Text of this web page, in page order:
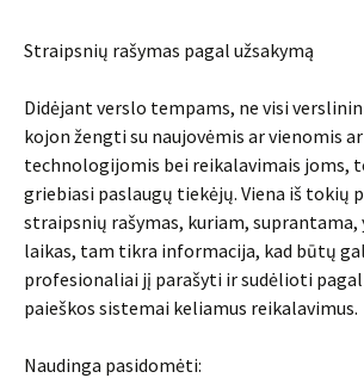
Straipsnių rašymas pagal užsakymą
Didėjant verslo tempams, ne visi
kojon žengti su naujovėmis ar vienomis
technologijomis bei reikalavimais joms,
griebiasi paslaugų tiekėjų. Viena iš tokių
straipsnių rašymas, kuriam, suprantama,
laikas, tam tikra informacija, kad būtų
profesionaliai jį parašyti ir sudėlioti pagal
paieškos sistemai keliamus reikalavimus.
Naudinga pasidomėti: